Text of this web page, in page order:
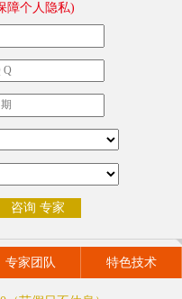
障个人隐私)
咨询 专家
专家团队 特色技术